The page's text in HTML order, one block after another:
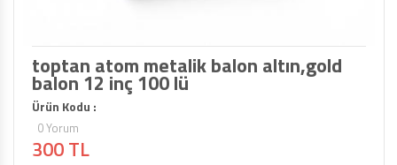
toptan atom metalik balon altın,gold
balon 12 inç 100 lü
Ürün Kodu :
0 Yorum
300 TL